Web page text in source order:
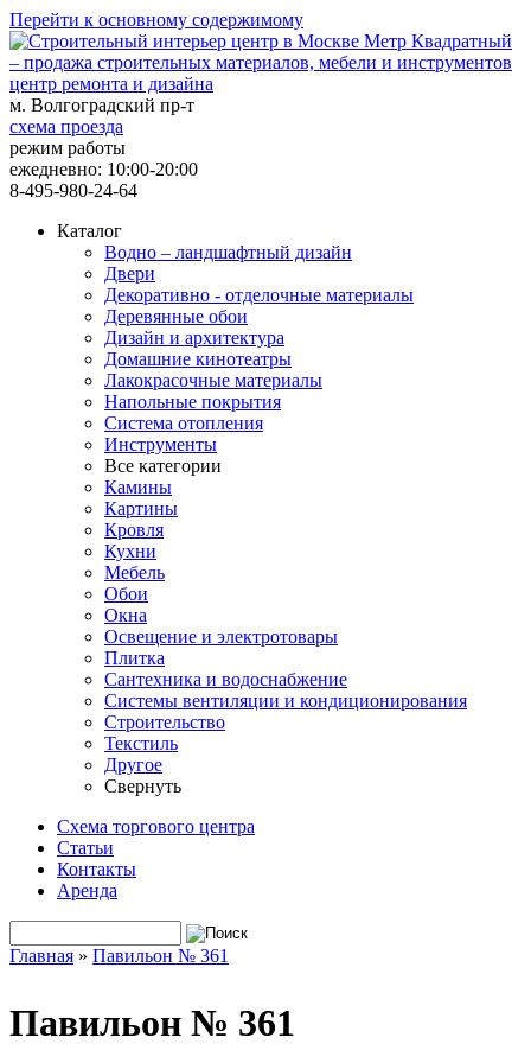
Перейти к основному содержимому
центр ремонта и дизайна
м. Волгоградский пр-т
схема проезда
режим работы
ежедневно: 10:00-20:00
8-495-980-24-64
Каталог
Водно – ландшафтный дизайн
Двери
Декоративно - отделочные материалы
Деревянные обои
Дизайн и архитектура
Домашние кинотеатры
Лакокрасочные материалы
Напольные покрытия
Система отопления
Инструменты
Все категории
Камины
Картины
Кровля
Кухни
Мебель
Обои
Окна
Освещение и электротовары
Плитка
Сантехника и водоснабжение
Системы вентиляции и кондиционирования
Строительство
Текстиль
Другое
Свернуть
Схема торгового центра
Статьи
Контакты
Аренда
Форма поиска
Главная » Павильон № 361
Павильон № 361